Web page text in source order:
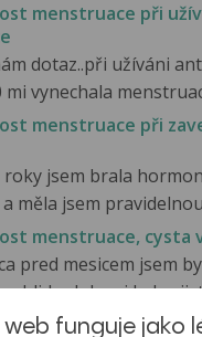
menstruace při
dotaz..při užíváni
vynechala
menstruace při
roky jsem brala
měla jsem
menstruace, cysta
pred mesicem jsem
kde mi byla
menstruace,
web funguje jako